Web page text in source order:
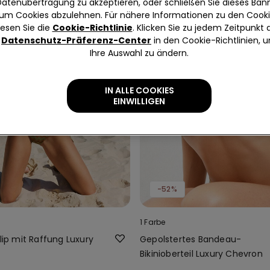
mit Raffung Luxury
-52%
1 Farbe
Gepolstertes Bandeau-
Bikinioberteil Luxury Chevron
zu akzeptieren, oder schließen Sie dieses
Cookies abzulehnen. Für nähere Informationen zu den
Sie die Cookie-Richtlinie. Klicken Sie zu jedem Zeitpunkt
Datenschutz-Präferenz-Center in den Cookie-Richtlinien,
Ihre Auswahl zu ändern.
IN ALLE COOKIES
EINWILLIGEN